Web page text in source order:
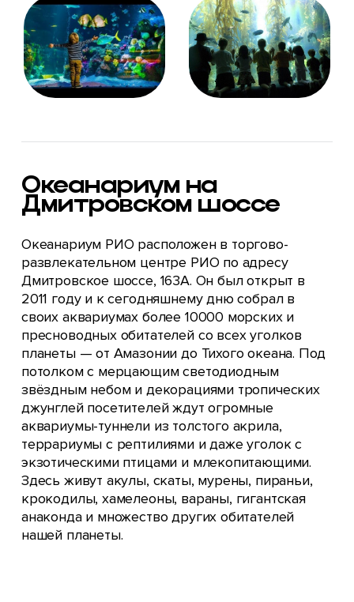
Океанариум на
Дмитровском шоссе
Океанариум РИО расположен в торгово-
развлекательном центре РИО по адресу
Дмитровское шоссе, 163А. Он был открыт в
2011 году и к сегодняшнему дню собрал в
своих аквариумах более 10000 морских и
пресноводных обитателей со всех уголков
планеты — от Амазонии до Тихого океана. Под
потолком с мерцающим светодиодным
звёздным небом и декорациями тропических
джунглей посетителей ждут огромные
аквариумы-туннели из толстого акрила,
террариумы с рептилиями и даже уголок с
экзотическими птицами и млекопитающими.
Здесь живут акулы, скаты, мурены, пираньи,
крокодилы, хамелеоны, вараны, гигантская
анаконда и множество других обитателей
нашей планеты.